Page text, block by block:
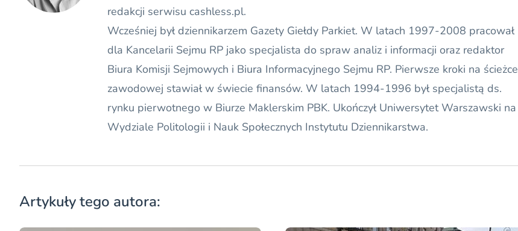
redakcji serwisu cashless.pl.
Wcześniej był dziennikarzem Gazety Giełdy Parkiet. W latach 1997-2008 pracował
dla Kancelarii Sejmu RP jako specjalista do spraw analiz i informacji oraz redaktor
Biura Komisji Sejmowych i Biura Informacyjnego Sejmu RP. Pierwsze kroki na ścieżce
zawodowej stawiał w świecie finansów. W latach 1994-1996 był specjalistą ds.
rynku pierwotnego w Biurze Maklerskim PBK. Ukończył Uniwersytet Warszawski na
Wydziale Politologii i Nauk Społecznych Instytutu Dziennikarstwa.
Artykuły tego autora: